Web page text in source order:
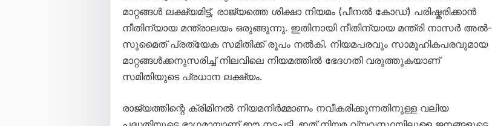
മാറ്റങ്ങൾ ലക്ഷ്യമിട്ട്, രാജ്യത്തെ ശിക്ഷാ നിയമം (പീനൽ കോഡ്) പരിഷ്കരിക്കാൻ
നീതിന്യായ മന്ത്രാലയം ഒരുങ്ങുന്നു. ഇതിനായി നീതിന്യായ മന്ത്രി നാസർ അൽ-
സുമൈത് പ്രത്യേക സമിതിക്ക് രൂപം നൽകി. നിയമപരവും സാമൂഹികപരവുമായ
മാറ്റങ്ങൾക്കനുസരിച്ച് നിലവിലെ നിയമത്തിൽ ഭേദഗതി വരുത്തുകയാണ്
സമിതിയുടെ പ്രധാന ലക്ഷ്യം.
രാജ്യത്തിന്റെ ക്രിമിനൽ നിയമനിർമ്മാണം നവീകരിക്കുന്നതിനുള്ള വലിയ